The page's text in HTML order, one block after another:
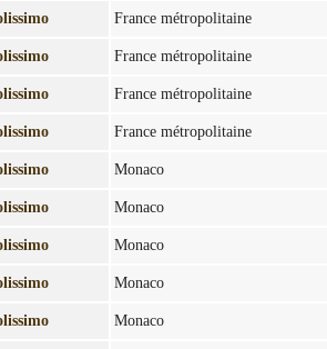
France métropolitaine
France métropolitaine
France métropolitaine
France métropolitaine
Monaco
Monaco
Monaco
Monaco
Monaco